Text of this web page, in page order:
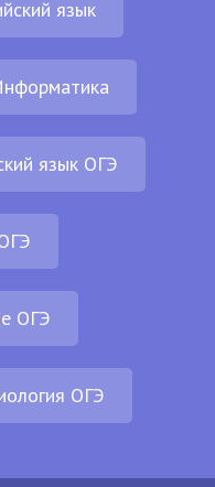
язык
язык ОГЭ
ОГЭ
ОГЭ